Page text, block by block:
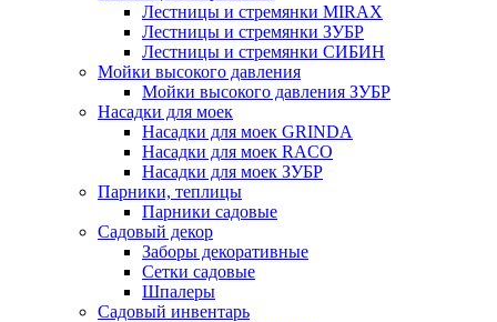
Лестницы и стремянки MIRAX
Лестницы и стремянки ЗУБР
Лестницы и стремянки СИБИН
Мойки высокого давления
Мойки высокого давления ЗУБР
Насадки для моек
Насадки для моек GRINDA
Насадки для моек RACO
Насадки для моек ЗУБР
Парники, теплицы
Парники садовые
Садовый декор
Заборы декоративные
Сетки садовые
Шпалеры
Садовый инвентарь